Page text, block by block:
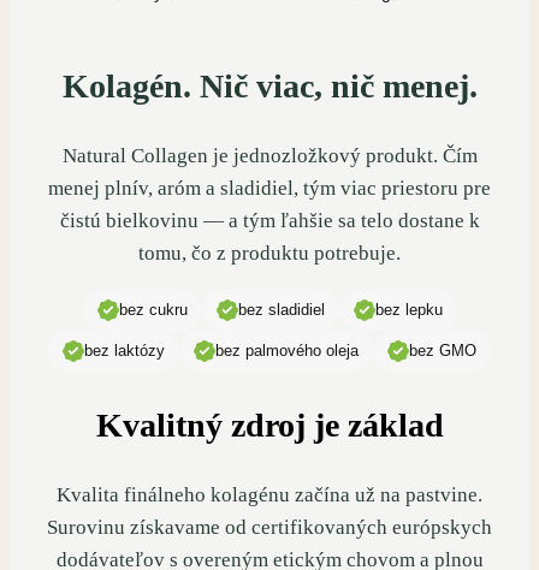
Kolagén. Nič viac, nič menej.
Natural Collagen je jednozložkový produkt. Čím
menej plnív, aróm a sladidiel, tým viac priestoru pre
čistú bielkovinu — a tým ľahšie sa telo dostane k
tomu, čo z produktu potrebuje.
bez cukru bez sladidiel bez lepku
bez laktózy bez palmového oleja bez GMO
Kvalitný zdroj je základ
Kvalita finálneho kolagénu začína už na pastvine.
Surovinu získavame od certifikovaných európskych
dodávateľov s overeným etickým chovom a plnou